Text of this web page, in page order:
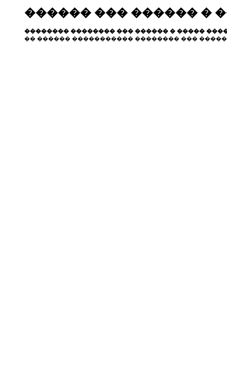
������ ��� ������ �
�������� �������� ��� ������ � �����
�� ������ ����������� �������� ���